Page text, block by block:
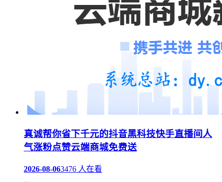
真诚帮你省下千元的抖音黑科技快手直播间人
气涨粉点赞云端商城免费送
2026-08-063476 人在看